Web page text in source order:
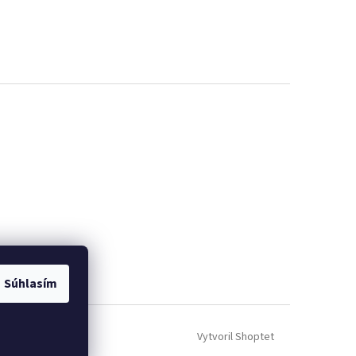
Súhlasím
Vytvoril Shoptet